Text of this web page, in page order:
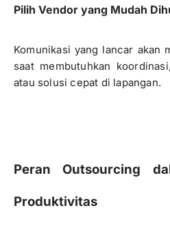
Pilih Vendor yang Mudah
Komunikasi yang lancar akan
saat membutuhkan
atau solusi cepat di lapangan.
Peran Outsourcing
Produktivitas